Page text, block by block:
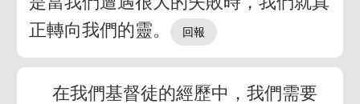
正轉向我們的靈。
在我們基督徒的經歷中，我們需要